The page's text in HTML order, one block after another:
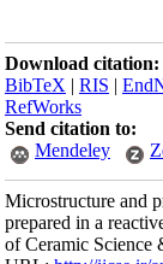
Download citation:
BibTeX |RIS |
RefWorks
Send citation to:
Mendeley
Microstructure
prepared in a
of Ceramic